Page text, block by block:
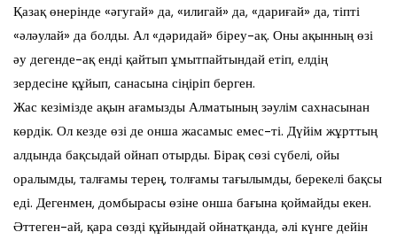
Қазақ өнерінде «әгугай» да, «илигай» да, «дариғай» да, тіпті
«әләулай» да болды. Ал «дәридай» біреу-ақ. Оны ақынның өзі
әу дегенде-ақ енді қайтып ұмытпайтындай етіп, елдің
зердесіне құйып, санасына сіңіріп берген.
Жас кезімізде ақын ағамызды Алматының зәулім сахнасынан
көрдік. Ол кезде өзі де онша жасамыс емес-ті. Дүйім жұрттың
алдында бақсыдай ойнап отырды. Бірақ сөзі сүбелі, ойы
оралымды, талғамы терең, толғамы тағылымды, берекелі бақсы
еді. Дегенмен, домбырасы өзіне онша бағына қоймайды екен.
Әттеген-ай, қара сөзді құйындай ойнатқанда, әлі күнге дейін